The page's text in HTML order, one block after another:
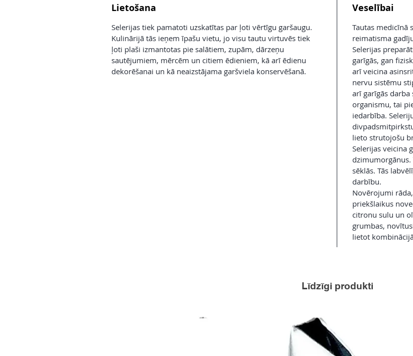
Lietošana
Selerijas tiek pamatoti uzskatītas par ļoti vērtīgu garšaugu.
Kulinārijā tās ieņem īpašu vietu, jo visu tautu virtuvēs tiek
ļoti plaši izmantotas pie salātiem, zupām, dārzeņu
sautējumiem, mērcēm un citiem ēdieniem, kā arī ēdienu
dekorēšanai un kā neaizstājama garšviela konservēšanā.
Veselībai
Tautas medicīnā
reimatisma
Selerijas
garīgās, gan
arī veicina
nervu sistēmu
arī garīgās
organismu, tai
iedarbība.
lieto strutojošu
Selerijas veicina
sēklās. Tās
darbību.
Novērojumi
priekšlaikus
citronu sulu un
grumbas,
lietot
Līdzīgi produkti